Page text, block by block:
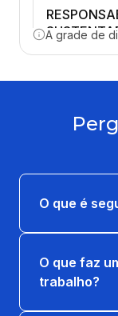
66 horas
66 horas
2
16 horas
66 horas
A grade de
O que é
O que faz
trabalho?